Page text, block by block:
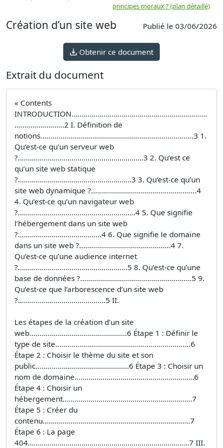
principes moraux ? (plan détaillé)
Création d’un site web Publié le 03/06/2026
Obtenir ce document
Extrait du document
« Contents
INTRODUCTION....................................................................
.........................2 I. Définition de
notions.............................................................................3 1.
Qu’est-ce qu’un serveur web
?...............................................................3 2. Qu’est ce
qu’un site web statique
?.........................................................3 3. Qu’est-ce qu’un
site web dynamique ?.....................................................4
4. Qu’est-ce qu’un navigateur web
?...........................................................4 5. Que signifie
l’hébergement dans un site web
?..........................................4 6. Que signifie le domaine
dans un site web ?..............................................4 7.
Qu’est-ce qu’une audience internet
?.......................................................5 8. Qu’est-ce qu’une
base de données ?........................................................5 9.
Qu’est-ce que l’arborescence d’un site web
?............................................5 II.
Les étapes de la création d’un site
web.................................................6 Étape 1 : Définir le
type de site....................................................................6
Étape 2 : Choisir le thème du site et son
public...............................................6 Étape 3 : Choisir un
nom de domaine............................................................6
Étape 4 : Choisir un
hébergement.................................................................7
Étape 5 : Créer du
contenu..........................................................................7
Étape 6 : La page
404.................................................................................7 III.